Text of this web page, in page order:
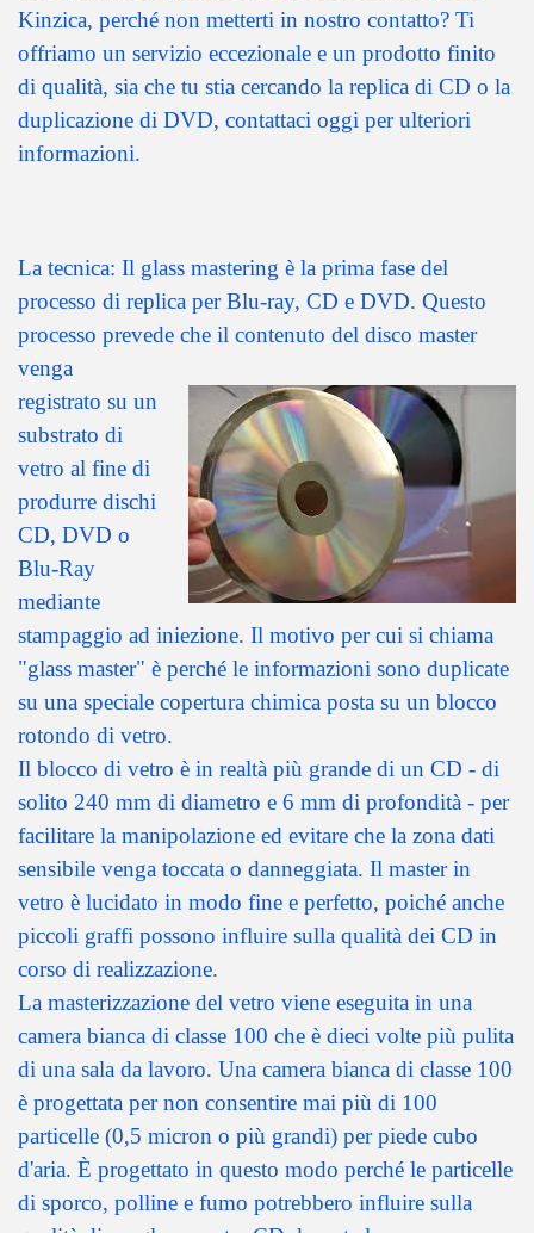
Kinzica, perché non metterti in nostro contatto? Ti
offriamo un servizio eccezionale e un prodotto finito
di qualità, sia che tu stia cercando la replica di CD o la
duplicazione di DVD, contattaci oggi per ulteriori
informazioni.
La tecnica: Il glass mastering è la prima fase del
processo di replica per Blu-ray, CD e DVD. Questo
processo prevede che il contenuto del disco master
venga
registrato su un
substrato di
vetro al fine di
produrre dischi
CD, DVD o
Blu-Ray
mediante
stampaggio ad iniezione. Il motivo per cui si chiama
"glass master" è perché le informazioni sono duplicate
su una speciale copertura chimica posta su un blocco
rotondo di vetro.
Il blocco di vetro è in realtà più grande di un CD - di
solito 240 mm di diametro e 6 mm di profondità - per
facilitare la manipolazione ed evitare che la zona dati
sensibile venga toccata o danneggiata. Il master in
vetro è lucidato in modo fine e perfetto, poiché anche
piccoli graffi possono influire sulla qualità dei CD in
corso di realizzazione.
La masterizzazione del vetro viene eseguita in una
camera bianca di classe 100 che è dieci volte più pulita
di una sala da lavoro. Una camera bianca di classe 100
è progettata per non consentire mai più di 100
particelle (0,5 micron o più grandi) per piede cubo
d'aria. È progettato in questo modo perché le particelle
di sporco, polline e fumo potrebbero influire sulla